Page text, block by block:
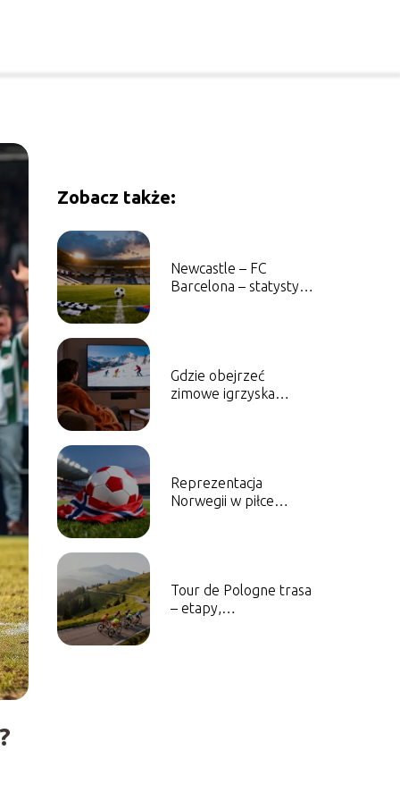
Zobacz także:
Newcastle – FC
Barcelona – statystyki,
Gdzie obejrzeć
zimowe igrzyska
Reprezentacja
Norwegii w piłce
Tour de Pologne trasa
– etapy,